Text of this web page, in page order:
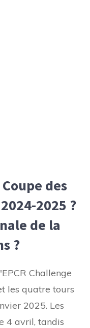
des
2025 ?
de la
?
Challenge
les quatre tours
2025. Les
4 avril, tandis